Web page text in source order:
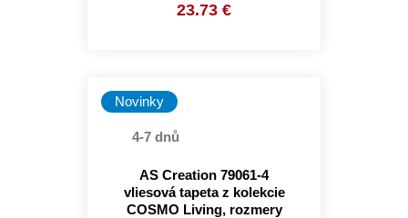
23.73 €
Novinky
4-7 dnů
AS Creation 79061-4
vliesová tapeta z kolekcie
COSMO Living, rozmery